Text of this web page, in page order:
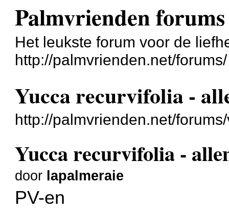
Palmvrienden forums
Het leukste forum voor de
http://palmvrienden.net/forums/
Yucca recurvifolia -
http://palmvrienden.net/
Yucca recurvifolia -
door lapalmeraie
PV-en